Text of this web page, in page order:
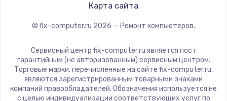
Карта сайта
© fix-computer.ru 2026 — Ремонт компьютеров.
Сервисный центр fix-computer.ru является пост
гарантийным (не авторизованным) сервисным центром.
Торговые марки, перечисленные на сайте fix-computer.ru,
являются зарегистрированным товарными знаками
компаний правообладателей. Обозначения используется не
с целью индивидуализации соответствующих услуг по